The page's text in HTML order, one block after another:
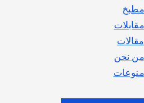
مطبخ
مقابلات
مقالات
من نحن
منوعات